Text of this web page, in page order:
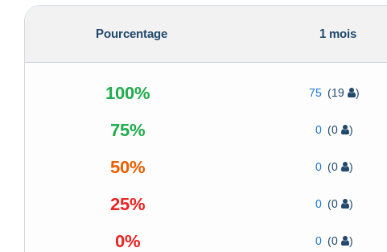
Pourcentage 1 mois
100% 75 (19 )
75% 0 (0 )
50% 0 (0 )
25% 0 (0 )
0% 0 (0 )